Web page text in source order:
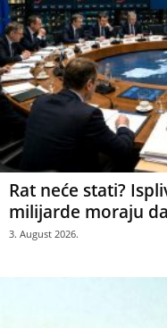
Rat neće stati?
milijarde moraju
3. August 2026.